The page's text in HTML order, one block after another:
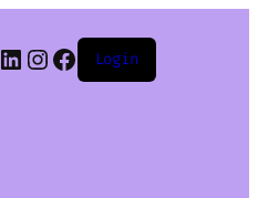
LinkedIn
Instagram
Facebook
Login